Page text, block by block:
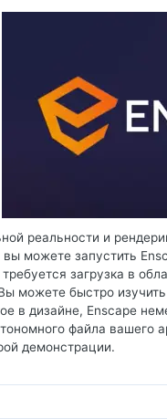
реальности и
можете запустить
загрузка в
можете быстро
в дизайне, Enscape
файла вашего
демонстрации.